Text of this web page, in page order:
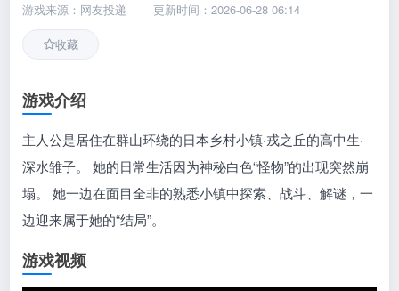
游戏来源：网友投递 更新时间：2026-06-28 06:14
收藏
游戏介绍
主人公是居住在群山环绕的日本乡村小镇·戎之丘的高中生·
深水雏子。 她的日常生活因为神秘白色“怪物”的出现突然崩
塌。 她一边在面目全非的熟悉小镇中探索、战斗、解谜，一
边迎来属于她的“结局”。
游戏视频